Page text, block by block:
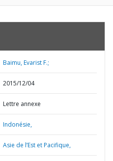
Baimu, Evarist F.;
2015/12/04
Lettre annexe
Indonésie,
Asie de l’Est et Pacifique,